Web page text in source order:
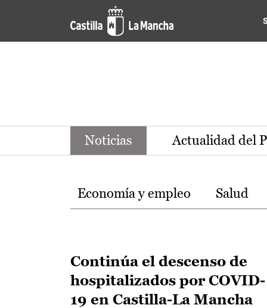
Pasar al contenido principal
Noticias de la región de
Noticias Actualidad del
Temas
Economía y empleo Salud
Continúa el descenso de
hospitalizados por COVID-
19 en Castilla-La Mancha